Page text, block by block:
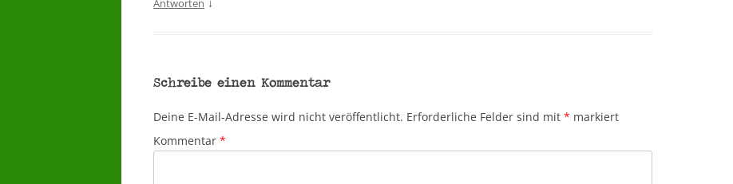
Schreibe einen Kommentar
Deine E-Mail-Adresse wird nicht veröffentlicht. Erforderliche Felder sind mit * markiert
Kommentar *